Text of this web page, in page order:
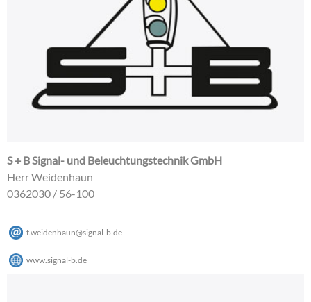
S + B Signal- und Beleuchtungstechnik GmbH
Herr Weidenhaun
0362030 / 56-100
f.weidenhaun@signal-b.de
www.signal-b.de